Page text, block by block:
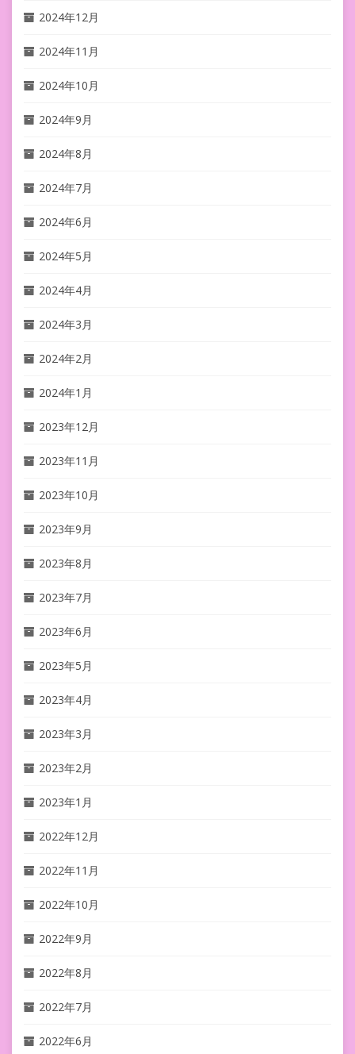
2024年12月
2024年11月
2024年10月
2024年9月
2024年8月
2024年7月
2024年6月
2024年5月
2024年4月
2024年3月
2024年2月
2024年1月
2023年12月
2023年11月
2023年10月
2023年9月
2023年8月
2023年7月
2023年6月
2023年5月
2023年4月
2023年3月
2023年2月
2023年1月
2022年12月
2022年11月
2022年10月
2022年9月
2022年8月
2022年7月
2022年6月